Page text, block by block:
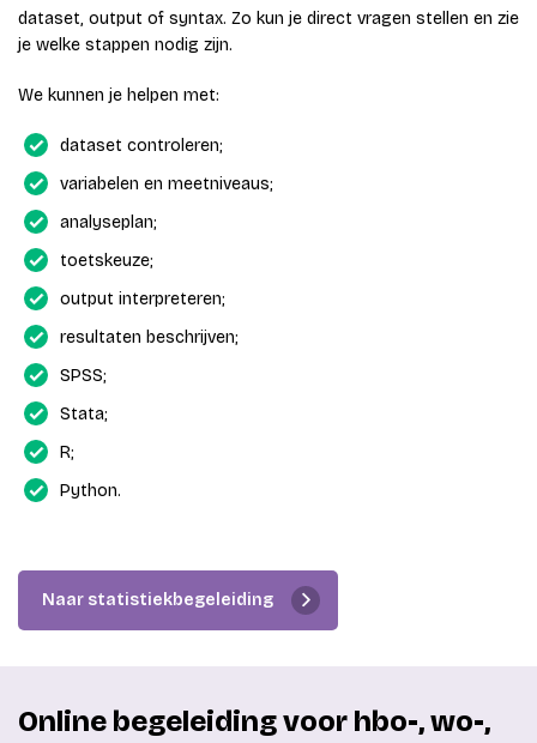
dataset, output of syntax. Zo kun je direct vragen stellen en zie
je welke stappen nodig zijn.
We kunnen je helpen met:
dataset controleren;
variabelen en meetniveaus;
analyseplan;
toetskeuze;
output interpreteren;
resultaten beschrijven;
SPSS;
Stata;
R;
Python.
Naar statistiekbegeleiding
Online begeleiding voor hbo-, wo-,